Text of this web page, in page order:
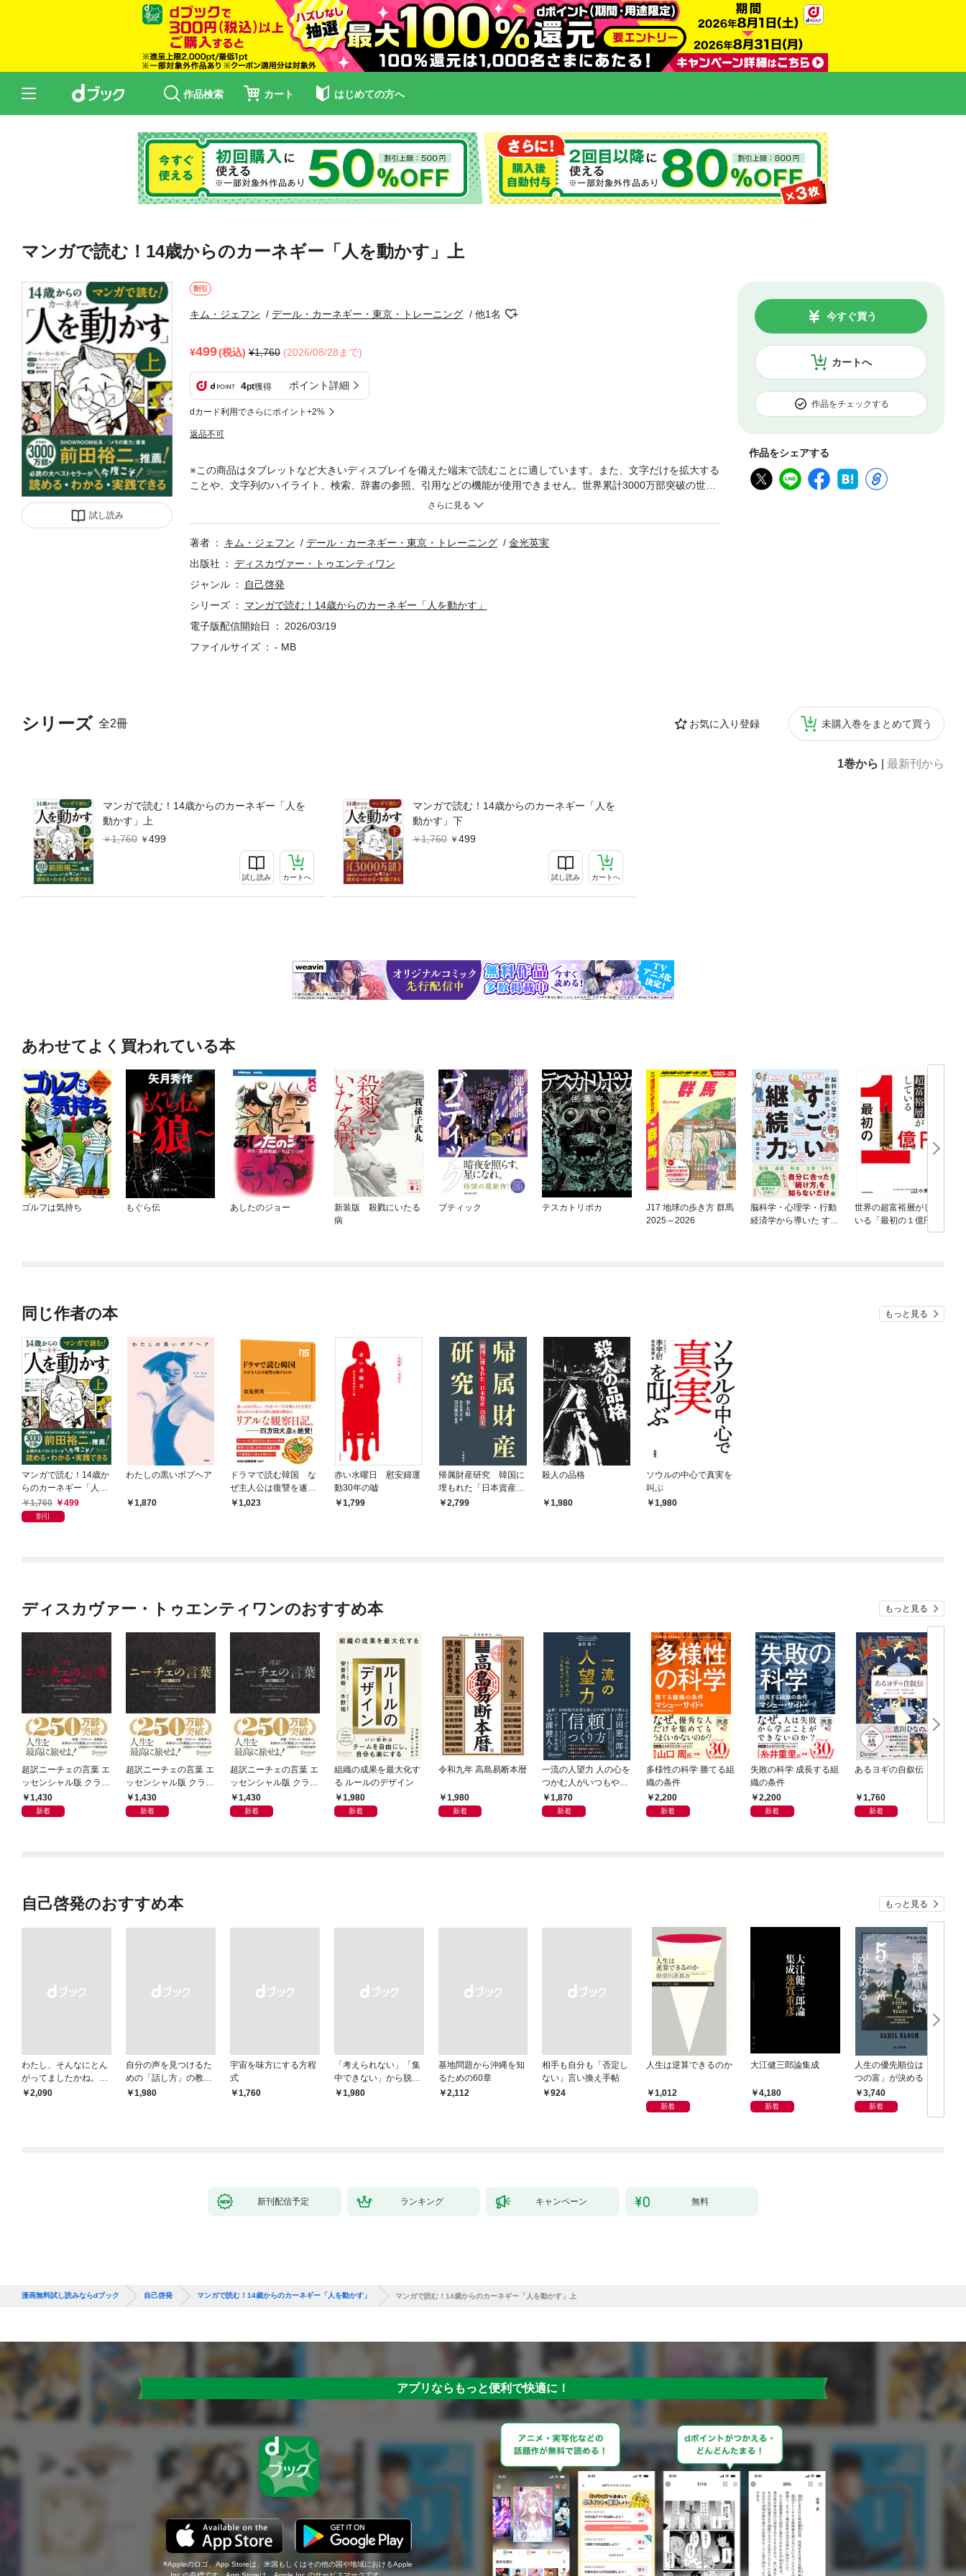
作品検索 カート はじめての方へ
マンガで読む！14歳からのカーネギー「人を動かす」上
試し読み
割引
キム・ジェフン デール・カーネギー・東京・トレーニング 他1名
499(税込) 1,760 (2026/08/28まで)
4pt獲得 ポイント詳細
dカード利用でさらにポイント+2%
返品不可
カートへ
今すぐ買う
作品をチェックする
作品をシェアする
シリーズ 全2冊 お気に入り登録 未購入巻をまとめて買う
1巻から 最新刊から
マンガで読む！14歳からのカーネギー「人を
動かす」上
1,760
499
試し読み カートへ
マンガで読む！14歳からのカーネギー「人を
動かす」下
1,760
499
試し読み カートへ
※この商品はタブレットなど大きいディスプレイを備えた端末で読むことに適しています。また、文字だけを拡大する
ことや、文字列のハイライト、検索、辞書の参照、引用などの機能が使用できません。世界累計3000万部突破の世界
的名著、デール・カーネギー『人を動かす』が１時間で読める！前田裕二氏（SHOWROOM社長、『メモの魔力』著
ル・カーネギー『人を動かす』が原著に忠実なマンガとなって日本上陸！必読の大ベストセラーが１時間で読める！
「すべての悩みは対人関係の悩みである」これは、心理学者アルフレッド・アドラーの有名な言葉ですが、「人間関
教えていたデール・カーネギーがこのことに気づき、人々の課題に応えるために人を雇ってまで膨大な資料を集め、
取材をし、人間関係の原則を一冊の書籍として著しました。それが、世界中で読み継がれている『人を動かす』で
す。世界3000万部突破のベストセラーとなり、日本でも有名な経営者やスポーツ選手、俳優、タレントなど、影響を
ちんと読んだことがないという人も多い本でもあるのです。忙しくて本をゆっくり読む時間がない、本を読むのが苦
カーネギー・東京トレーニング」に監修のご協力をいただきました。１時間程度で、『人を動かす』の内容を知るこ
お楽しみください。【目次】はじめにこの本が生まれるまでこの本を最大限に活かす9つの方法第1部 人間関係の3つ
の基本原則第1章 ハチミツが欲しいならハチの巣を蹴飛ばすな第2章 人の心はどうすれば動くのか第3章 相手が自
ら動きたくなれば、すべてはうまくいく第2部 人から好感を持たれる6つの原則第1章 相手にまず関心を向けよ第2
章 心からの笑顔には、100万ドルの価値がある第3章 名前を必ず覚えよ第4章 根気よく耳を傾け、共感すること
第5章 相手が興味を持っている話題を選んで話そう第6章 心のこもった称賛で話を始めよ
著者 キム・ジェフン デール・カーネギー・東京・トレーニング
金光英実
出版社
ディスカヴァー・トゥエンティワン
ジャンル
自己啓発
シリーズ
マンガで読む！14歳からのカーネギー「人を動かす」
電子版配信開始日
2026/03/19
ファイルサイズ
- MB
あわせてよく買われている本
ゴルフは気持ち もぐら伝 あしたのジョー
新装版 殺戮にいたる
病
ブティック テスカトリポカ
J17 地球の歩き方 群馬
2025～2026
脳科学・心理学・行動
経済学から導いた すご
世界の超富裕層がして
いる「最初の１億円」
同じ作者の本 もっと見る
マンガで読む！14歳か
らのカーネギー「人を
動かす」上
1,760 499
割引
わたしの黒いボブヘア
1,870
ドラマで読む韓国 な
ぜ主人公は復讐を遂げ
るのか
1,023
赤い水曜日 慰安婦運
動30年の嘘
1,799
帰属財産研究 韓国に
埋もれた「日本資産」
の真実
2,799
殺人の品格
1,980
ソウルの中心で真実を
叫ぶ
1,980
ディスカヴァー・トゥエンティワンのおすすめ本 もっと見る
超訳ニーチェの言葉 エ
ッセンシャル版 クラシ
ックカバー赤箔
1,430
新着
超訳ニーチェの言葉 エ
ッセンシャル版 クラシ
ックカバー金箔
1,430
新着
超訳ニーチェの言葉 エ
ッセンシャル版 クラシ
ックカバー銀箔
1,430
新着
組織の成果を最大化す
る ルールのデザイン
1,980
新着
令和九年 高島易断本暦
1,980
新着
一流の人望力 人の心を
つかむ人がいつもやっ
ていること
1,870
新着
多様性の科学 勝てる組
織の条件
2,200
新着
失敗の科学 成長する組
織の条件
2,200
新着
あるヨギの自叙伝
1,760
新着
自己啓発のおすすめ本 もっと見る
わたし、そんなにとん
がってましたかね。
獅子座、Ａ型、丙午は
￥2,090
自分の声を見つけるた
めの「話し方」の教
室 Ｏｒａｃｙ（オラ
￥1,980
宇宙を味方にする方程
式
￥1,760
「考えられない」「集
中できない」から脱
却！ AI時代の読む技
￥1,980
基地問題から沖縄を知
るための60章
￥2,112
相手も自分も「否定し
ない」言い換え手帖
￥924
人生は逆算できるのか
1,012
新着
大江健三郎論集成
4,180
新着
人生の優先順位は「５
つの富」が決める
3,740
新着
新刊配信予定 ランキング キャンペーン 無料
漫画無料試し読みならdブック 自己啓発 マンガで読む！14歳からのカーネギー「人を動かす」 マンガで読む！14歳からのカーネギー「人を動かす」上
アプリならもっと便利で快適に！
Appleのロゴ、App Storeは、米国もしくはその他の国や地域におけるApple